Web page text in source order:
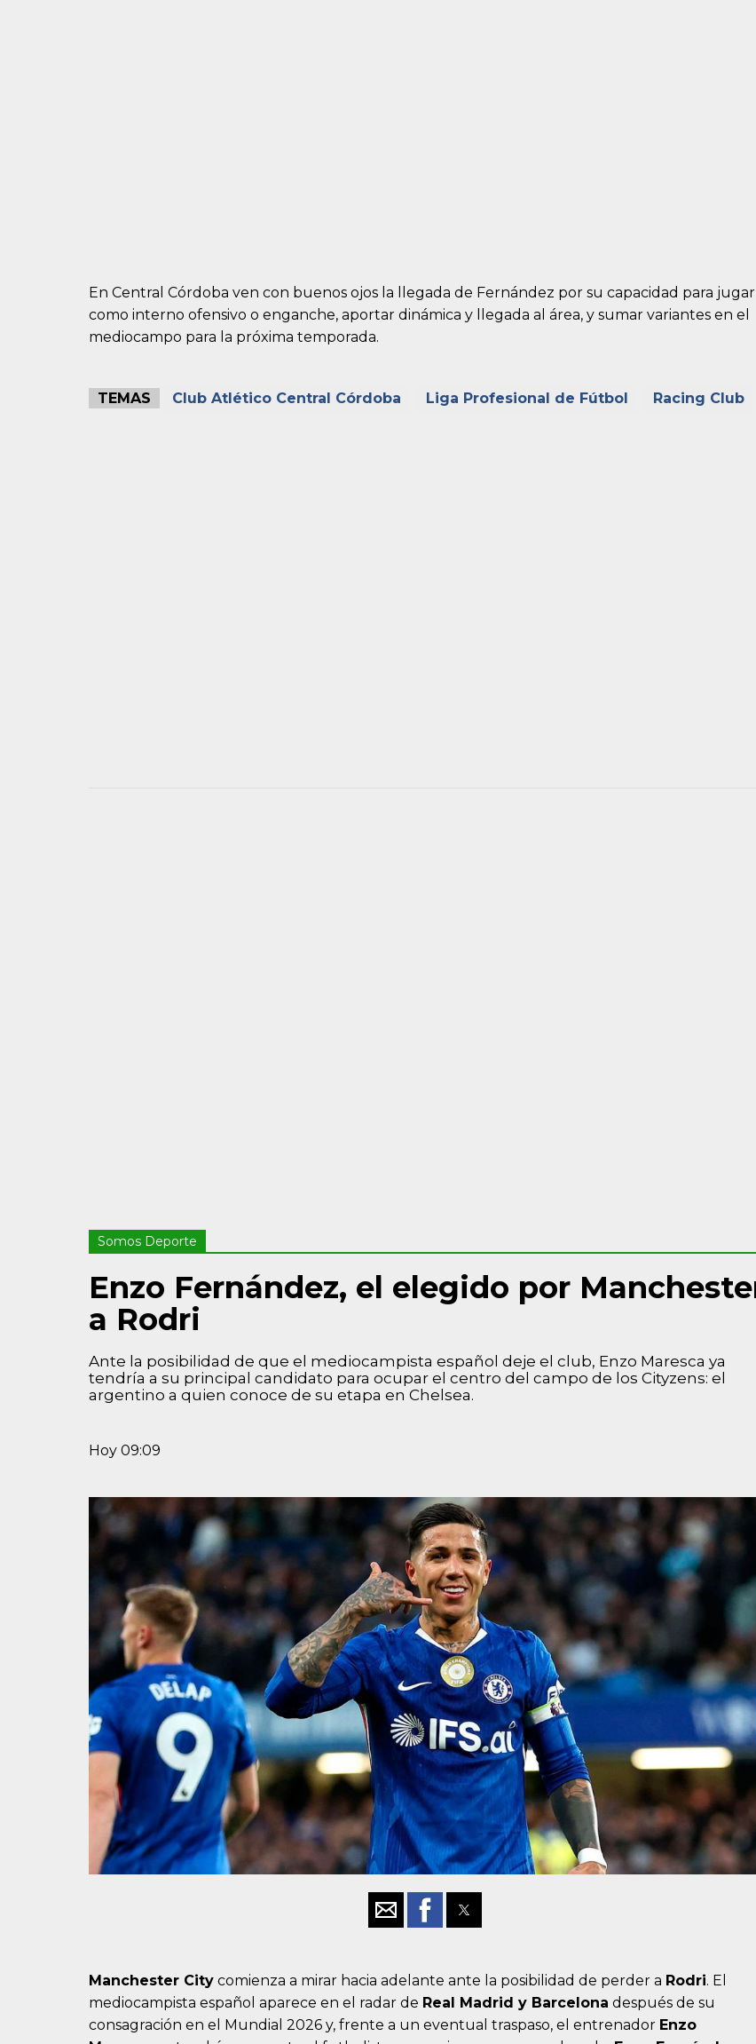
En Central Córdoba ven con buenos ojos la llegada de Fernández por su capacidad para jugar
como interno ofensivo o enganche, aportar dinámica y llegada al área, y sumar variantes en el
mediocampo para la próxima temporada.
TEMAS Club Atlético Central Córdoba Liga Profesional de Fútbol Racing Club